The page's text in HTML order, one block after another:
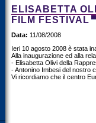
ELISABETTA
FILM FESTIVAL
Data: 11/08/2008
Ieri 10 agosto 2008 è stata
Alla inaugurazione ed alla
- Elisabetta Olivi della
- Antonino Imbesi del nostro
Vi ricordiamo che il centro